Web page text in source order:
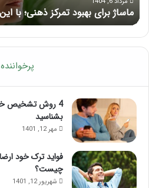
شوید!
ماساژ برای بهبود تمرکز ذهنی؛
پرخواننده
4 روش تشخیص
بشناسید
مهر 12, 1401
فواید ترک خود
چیست؟
شهریور 12, 1401